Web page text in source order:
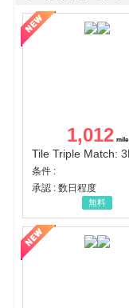
1,012
条件 :
承認 : 数日程度
無料